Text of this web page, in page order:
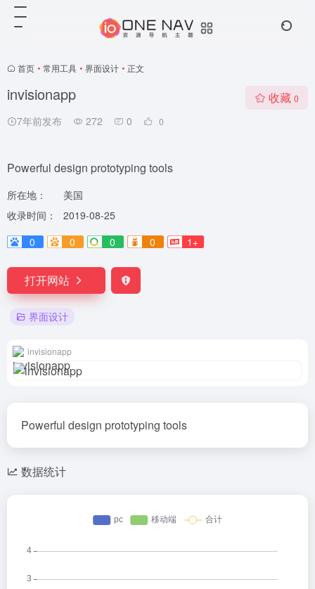
首页 • 常用工具 • 界面设计 • 正文
invisionapp
7年前发布 272 0 0
收藏 0
Powerful design prototyping tools
所在地：
美国
收录时间：
2019-08-25
0
0 0 0 1+
打开网站
界面设计
invisionapp
Powerful design prototyping tools
数据统计